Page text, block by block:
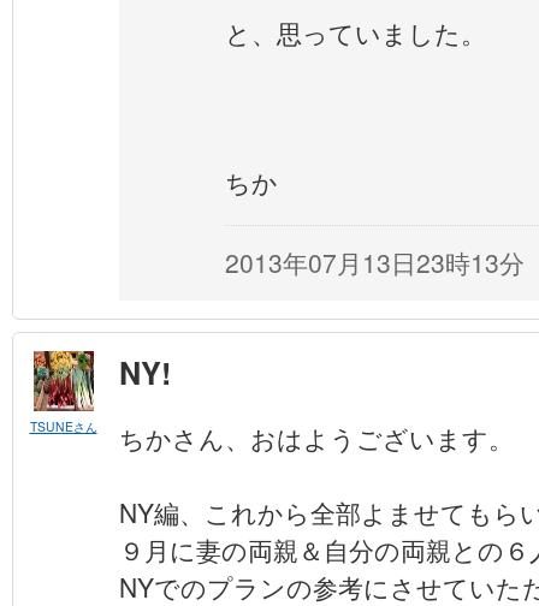
と、思っていました。
ちか
2013年07月13日23時13分
TSUNEさん
NY!
ちかさん、おはようございます。
NY編、これから全部よませてもら
９月に妻の両親＆自分の両親との
NYでのプランの参考にさせていた